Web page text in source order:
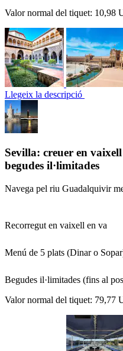
Valor normal del tiquet: 10,98
Llegeix la descripció
Sevilla: creuer en
begudes il·limitades
Navega pel riu Guadalquivir
Recorregut en vaixell en va
Menú de 5 plats (Dinar o
Begudes il·limitades (fins al
Valor normal del tiquet: 79,77